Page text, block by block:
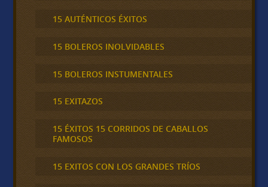
15 AUTÉNTICOS ÉXITOS
15 BOLEROS INOLVIDABLES
15 BOLEROS INSTUMENTALES
15 EXITAZOS
15 ÉXITOS 15 CORRIDOS DE CABALLOS
FAMOSOS
15 EXITOS CON LOS GRANDES TRÍOS